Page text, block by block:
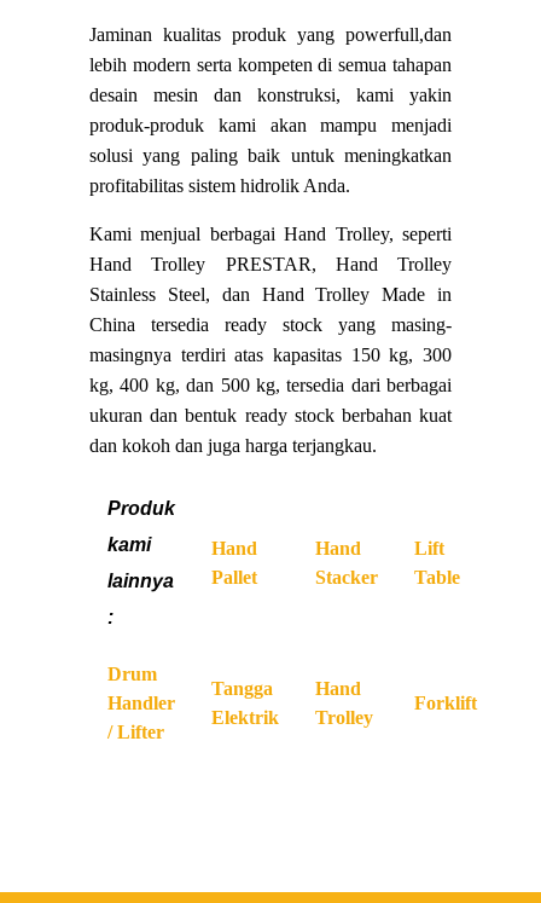
Jaminan kualitas produk yang powerfull,dan
lebih modern serta kompeten di semua tahapan
desain mesin dan konstruksi, kami yakin
produk-produk kami akan mampu menjadi
solusi yang paling baik untuk meningkatkan
profitabilitas sistem hidrolik Anda.
Kami menjual berbagai Hand Trolley, seperti
Hand Trolley PRESTAR, Hand Trolley
Stainless Steel, dan Hand Trolley Made in
China tersedia ready stock yang masing-
masingnya terdiri atas kapasitas 150 kg, 300
kg, 400 kg, dan 500 kg, tersedia dari berbagai
ukuran dan bentuk ready stock berbahan kuat
dan kokoh dan juga harga terjangkau.
Produk
kami
lainnya
:
Hand
Pallet
Hand
Stacker
Lift
Table
Drum
Handler
/ Lifter
Tangga
Elektrik
Hand
Trolley
Forklift